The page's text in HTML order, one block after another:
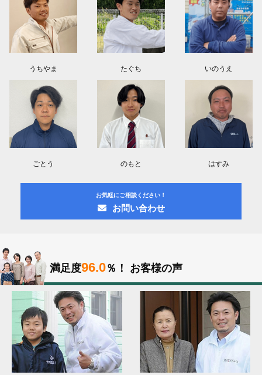
うちやま たぐち いのうえ
ごとう のもと はすみ
お気軽にご相談ください！
お問い合わせ
満足度96.0％！ お客様の声